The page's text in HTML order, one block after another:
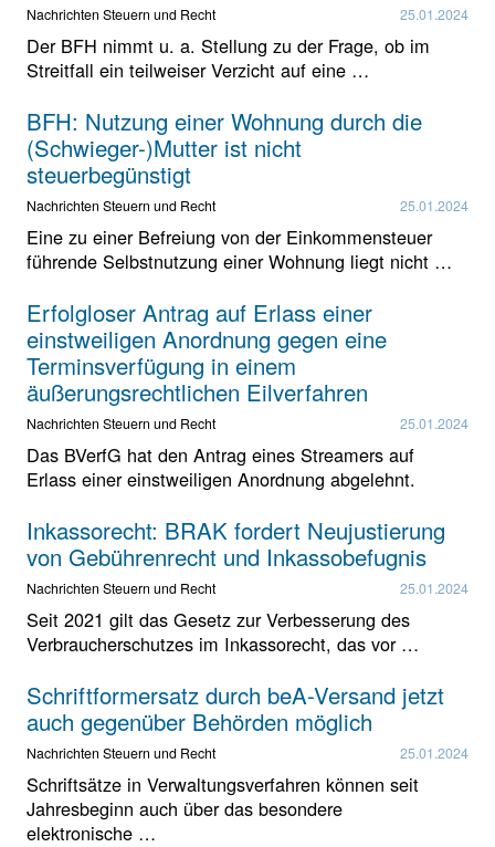
Nachrichten Steuern und Recht 25.01.2024
Der BFH nimmt u. a. Stellung zu der Frage, ob im
Streitfall ein teilweiser Verzicht auf eine …
BFH: Nutzung einer Wohnung durch die
(Schwieger-)Mutter ist nicht
steuerbegünstigt
Nachrichten Steuern und Recht 25.01.2024
Eine zu einer Befreiung von der Einkommensteuer
führende Selbstnutzung einer Wohnung liegt nicht …
Erfolgloser Antrag auf Erlass einer
einstweiligen Anordnung gegen eine
Terminsverfügung in einem
äußerungsrechtlichen Eilverfahren
Nachrichten Steuern und Recht 25.01.2024
Das BVerfG hat den Antrag eines Streamers auf
Erlass einer einstweiligen Anordnung abgelehnt.
Inkassorecht: BRAK fordert Neujustierung
von Gebührenrecht und Inkassobefugnis
Nachrichten Steuern und Recht 25.01.2024
Seit 2021 gilt das Gesetz zur Verbesserung des
Verbraucherschutzes im Inkassorecht, das vor …
Schriftformersatz durch beA-Versand jetzt
auch gegenüber Behörden möglich
Nachrichten Steuern und Recht 25.01.2024
Schriftsätze in Verwaltungsverfahren können seit
Jahresbeginn auch über das besondere
elektronische …